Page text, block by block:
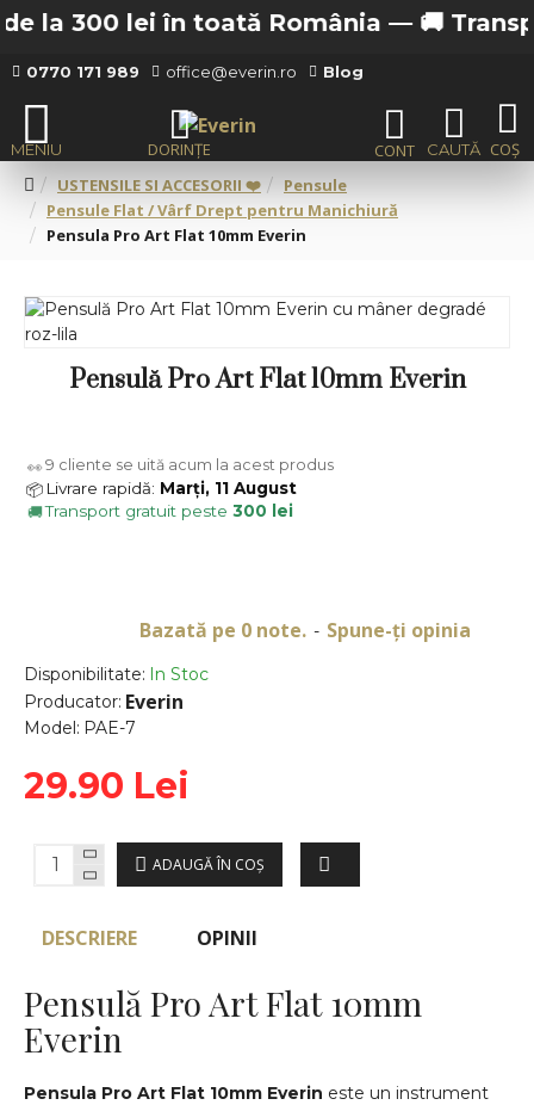
la 300 lei în toată România —🚚
0770 171 989 office@everin.ro Blog
USTENSILE SI ACCESORII ❤️
Pensule
Pensule Flat / Vârf Drept pentru Manichiură
Pensula Pro Art Flat 10mm Everin
Pensulă Pro Art Flat 10mm Everin
Disponibilitate: In Stoc
Producator: Everin
Model: PAE-7
Bazată pe 0 note. - Spune-ţi opinia
29.90 Lei
ADAUGĂ ÎN COŞ
👀 9 cliente se uită acum la acest produs
📦 Livrare rapidă: Marți, 11 August
🚚Transport gratuit peste 300 lei
DESCRIERE OPINII
Pensulă Pro Art Flat 10mm
Everin
Pensula Pro Art Flat 10mm Everin este un instrument